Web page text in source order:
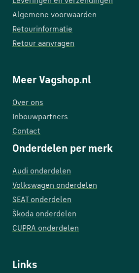
Algemene voorwaarden
Retourinformatie
Retour aanvragen
Meer Vagshop.nl
Over ons
Inbouwpartners
Contact
Onderdelen per merk
Audi onderdelen
Volkswagen onderdelen
SEAT onderdelen
Škoda onderdelen
CUPRA onderdelen
Links